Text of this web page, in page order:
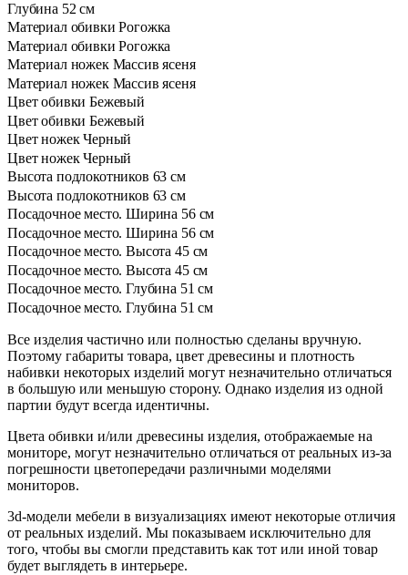
Глубина 52 см
Материал обивки Рогожка
Материал обивки Рогожка
Материал ножек Массив ясеня
Материал ножек Массив ясеня
Цвет обивки Бежевый
Цвет обивки Бежевый
Цвет ножек Черный
Цвет ножек Черный
Высота подлокотников 63 см
Высота подлокотников 63 см
Посадочное место. Ширина 56 см
Посадочное место. Ширина 56 см
Посадочное место. Высота 45 см
Посадочное место. Высота 45 см
Посадочное место. Глубина 51 см
Посадочное место. Глубина 51 см
Все изделия частично или полностью сделаны вручную.
Поэтому габариты товара, цвет древесины и плотность
набивки некоторых изделий могут незначительно отличаться
в большую или меньшую сторону. Однако изделия из одной
партии будут всегда идентичны.
Цвета обивки и/или древесины изделия, отображаемые на
мониторе, могут незначительно отличаться от реальных из-за
погрешности цветопередачи различными моделями
мониторов.
3d-модели мебели в визуализациях имеют некоторые отличия
от реальных изделий. Мы показываем исключительно для
того, чтобы вы смогли представить как тот или иной товар
будет выглядеть в интерьере.